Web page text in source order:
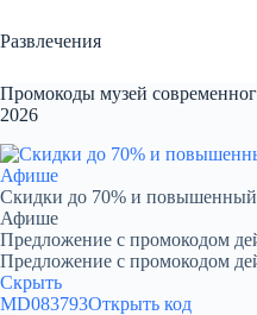
к
сути
Развлечения
Промокоды музей
2026
Скидки до 70% и
Афише
Предложение с промокодом
Предложение с промокодом
Скрыть
MD083793Открыть код